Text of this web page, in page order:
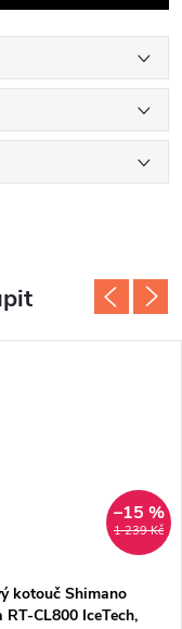
1 239 Kč
–15 %
kotouč Shimano
RT-CL800 IceTech,